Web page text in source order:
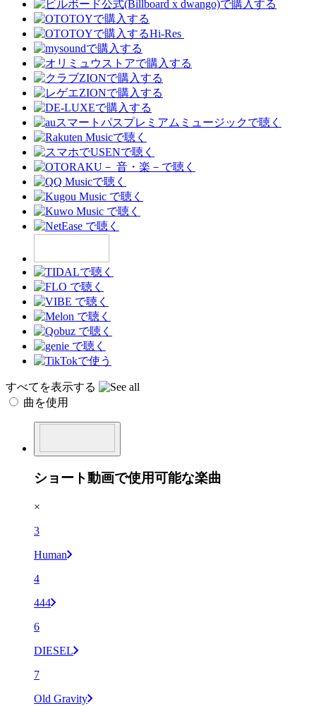
Hi-Res
すべてを表示する
曲を使用
ショート動画で使用可能な楽曲
×
3
Human
4
444
6
DIESEL
7
Old Gravity